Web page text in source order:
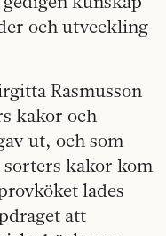
och utveckling
Rasmusson
kakor och
ut, och som
kakor kom
lades
att